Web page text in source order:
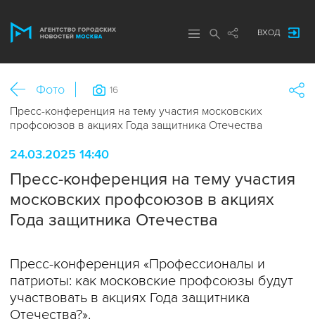
ВХОД
Фото
Пресс-конференция на тему участия московских
профсоюзов в акциях Года защитника Отечества
16
24.03.2025 14:40
Пресс-конференция на тему участия
московских профсоюзов в акциях
Года защитника Отечества
Пресс-конференция «Профессионалы и
патриоты: как московские профсоюзы будут
участвовать в акциях Года защитника
Отечества?».